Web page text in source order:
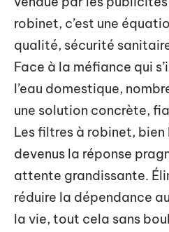
robinet, c’est une
qualité, sécurité
Face à la méfiance qui
l’eau domestique,
une solution concrète,
Les filtres à robinet,
devenus la réponse
attente grandissante.
réduire la dépendance
la vie, tout cela sans